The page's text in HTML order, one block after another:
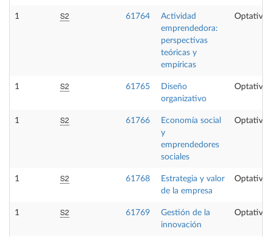
1 S2 61764
Actividad
emprendedora:
perspectivas
teóricas y
empíricas
Optativa
1 S2 61765
Diseño
organizativo
Optativa
1 S2 61766
Economía social
y
emprendedores
sociales
Optativa
1 S2 61768
Estrategia y valor
de la empresa
Optativa
1 S2 61769
Gestión de la
innovación
Optativa